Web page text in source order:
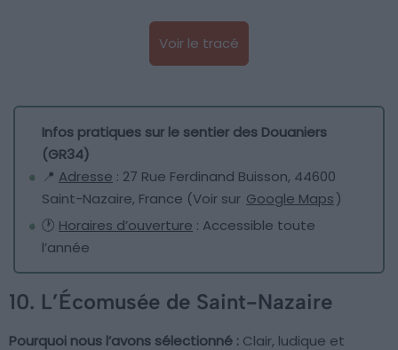
Voir le tracé
Infos pratiques sur le sentier des Douaniers
(GR34)
📍 Adresse : 27 Rue Ferdinand Buisson, 44600
Saint-Nazaire, France (Voir sur Google Maps)
🕐 Horaires d’ouverture : Accessible toute
l’année
10. L’Écomusée de Saint-Nazaire
Pourquoi nous l’avons sélectionné : Clair, ludique et